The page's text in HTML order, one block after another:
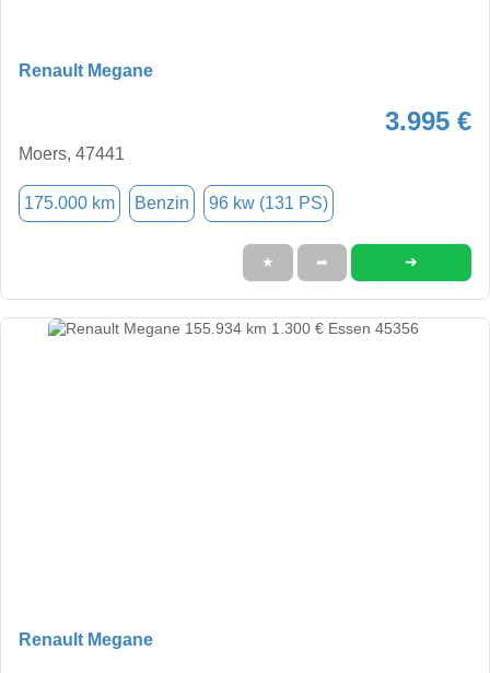
Renault Megane
3.995 €
Moers, 47441
175.000 km Benzin 96 kw (131 PS)
★ ➦ ➜
Renault Megane